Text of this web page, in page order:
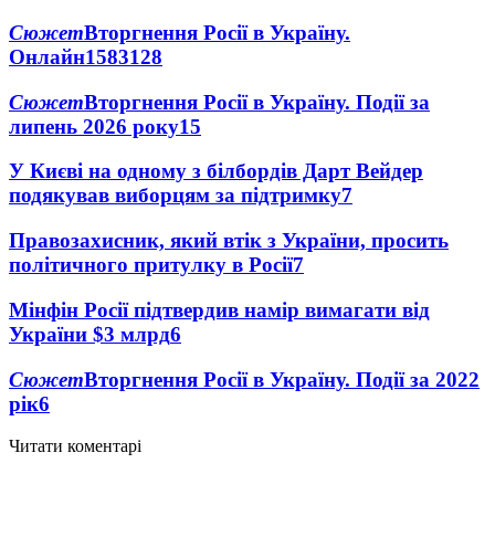
СюжетВторгнення Росії в Україну.
Онлайн1583128
СюжетВторгнення Росії в Україну. Події за
липень 2026 року15
У Києві на одному з білбордів Дарт Вейдер
подякував виборцям за підтримку7
Правозахисник, який втік з України, просить
політичного притулку в Росії7
Мінфін Росії підтвердив намір вимагати від
України $3 млрд6
СюжетВторгнення Росії в Україну. Події за 2022
рік6
Читати коментарі